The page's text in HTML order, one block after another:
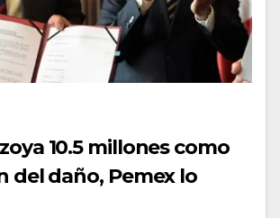
10.5 millones como
del daño, Pemex lo